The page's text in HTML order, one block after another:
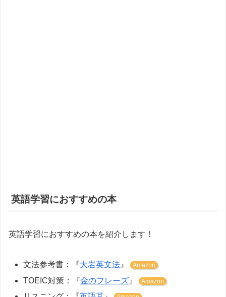
英語学習におすすめの本
英語学習におすすめの本を紹介します！
文法参考書：『大岩英文法』 Amazon
TOEIC対策：『金のフレーズ 』 Amazon